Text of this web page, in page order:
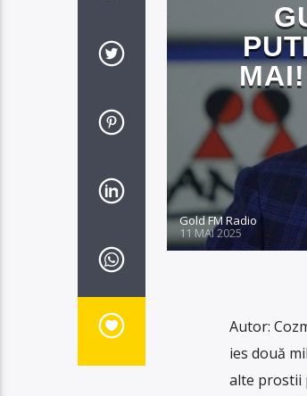
Gold FM Radio
11 MAI 2025
Autor:
ies două
alte prostii